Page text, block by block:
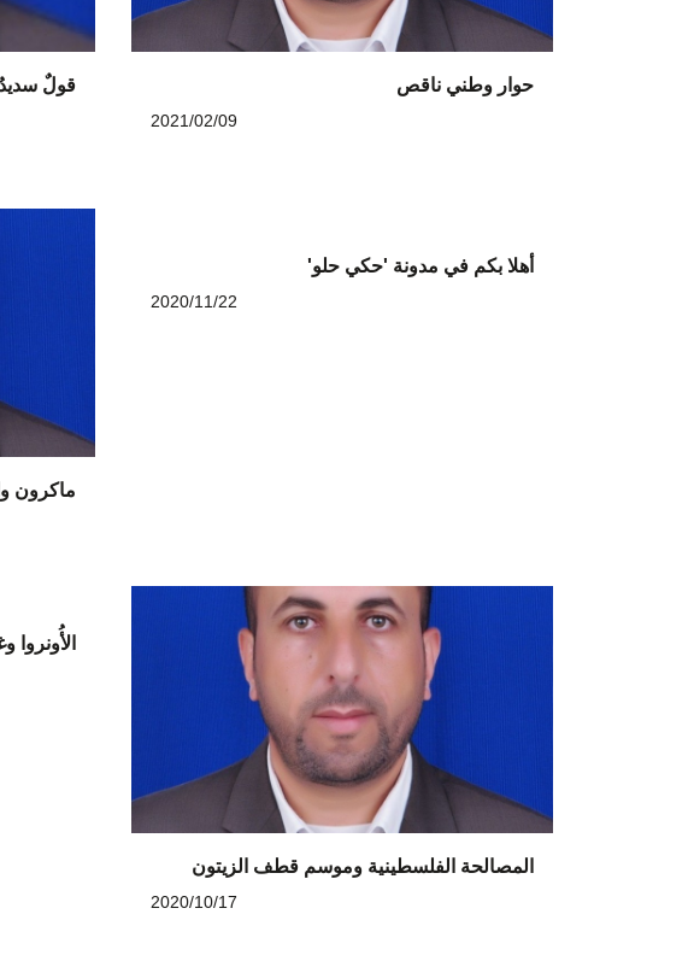
حوار وطني ناقص قولٌ
أهلا بكم في مدونة 'حكي حلو'
ماكرون
المصالحة الفلسطينية وموسم قطف الزيتون
الأُونروا